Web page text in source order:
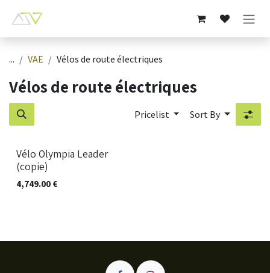
... VAE Vélos de route électriques
Vélos de route électriques
Pricelist Sort By
Vélo Olympia Leader
(copie)
4,749.00 €